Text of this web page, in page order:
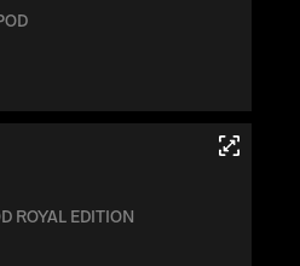
ROYAL EDITION